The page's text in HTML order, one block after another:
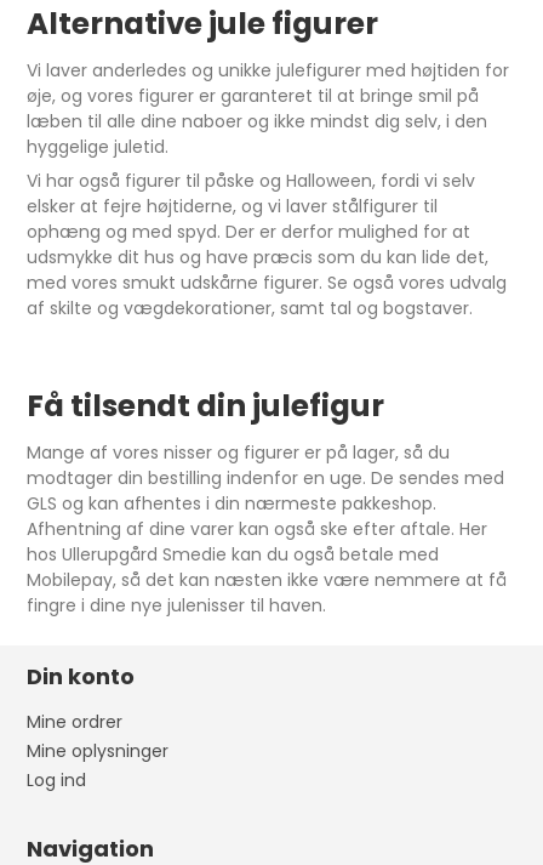
Alternative jule figurer
Vi laver anderledes og unikke julefigurer med højtiden for
øje, og vores figurer er garanteret til at bringe smil på
læben til alle dine naboer og ikke mindst dig selv, i den
hyggelige juletid.
Vi har også figurer til påske og Halloween, fordi vi selv
elsker at fejre højtiderne, og vi laver stålfigurer til
ophæng og med spyd. Der er derfor mulighed for at
udsmykke dit hus og have præcis som du kan lide det,
med vores smukt udskårne figurer. Se også vores udvalg
af skilte og vægdekorationer, samt tal og bogstaver.
Få tilsendt din julefigur
Mange af vores nisser og figurer er på lager, så du
modtager din bestilling indenfor en uge. De sendes med
GLS og kan afhentes i din nærmeste pakkeshop.
Afhentning af dine varer kan også ske efter aftale. Her
hos Ullerupgård Smedie kan du også betale med
Mobilepay, så det kan næsten ikke være nemmere at få
fingre i dine nye julenisser til haven.
Din konto
Mine ordrer
Mine oplysninger
Log ind
Navigation